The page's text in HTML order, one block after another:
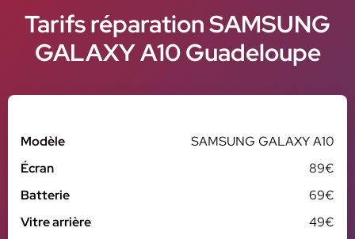
Tarifs réparation SAMSUNG
GALAXY A10 Guadeloupe
Modèle
SAMSUNG GALAXY A10
Écran
89€
Batterie
69€
Vitre arrière
49€